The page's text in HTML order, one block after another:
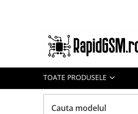
Ecrane Samsung
seria A
TOATE PRODUSELE
Cauta modelul